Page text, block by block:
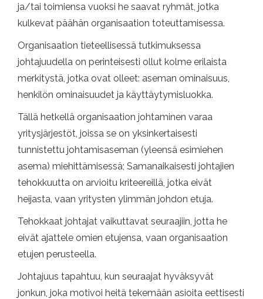
ja/tai toimiensa vuoksi he saavat ryhmät, jotka
kulkevat päähän organisaation toteuttamisessa.
Organisaation tieteellisessä tutkimuksessa
johtajuudella on perinteisesti ollut kolme erilaista
merkitystä, jotka ovat olleet: aseman ominaisuus,
henkilön ominaisuudet ja käyttäytymisluokka.
Tällä hetkellä organisaation johtaminen varaa
yritysjärjestöt, joissa se on yksinkertaisesti
tunnistettu johtamisaseman (yleensä esimiehen
asema) miehittämisessä; Samanaikaisesti johtajien
tehokkuutta on arvioitu kriteereillä, jotka eivät
heijasta, vaan yritysten ylimmän johdon etuja.
Tehokkaat johtajat vaikuttavat seuraajiin, jotta he
eivät ajattele omien etujensa, vaan organisaation
etujen perusteella.
Johtajuus tapahtuu, kun seuraajat hyväksyvät
jonkun, joka motivoi heitä tekemään asioita eettisesti